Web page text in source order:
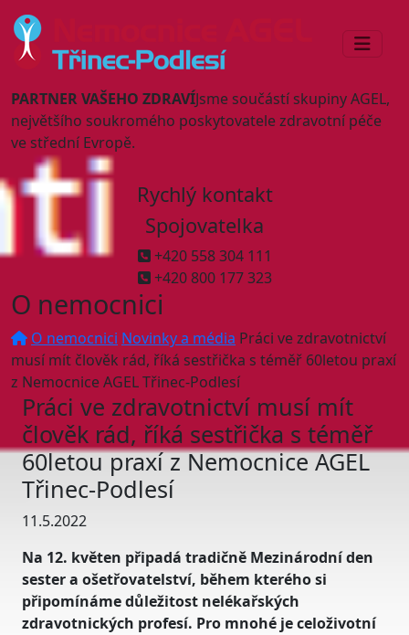
PARTNER VAŠEHO ZDRAVÍJsme součástí skupiny AGEL,
největšího soukromého poskytovatele zdravotní péče
ve střední Evropě.
Rychlý kontakt
Spojovatelka
+420 558 304 111
+420 800 177 323
O nemocnici
O nemocnici Novinky a média Práci ve zdravotnictví
musí mít člověk rád, říká sestřička s téměř 60letou praxí
z Nemocnice AGEL Třinec-Podlesí
Práci ve zdravotnictví musí mít
člověk rád, říká sestřička s téměř
60letou praxí z Nemocnice AGEL
Třinec-Podlesí
11.5.2022
Na 12. květen připadá tradičně Mezinárodní den
sester a ošetřovatelství, během kterého si
připomínáme důležitost nelékařských
zdravotnických profesí. Pro mnohé je celoživotní